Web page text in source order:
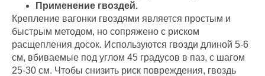
Применение гвоздей.
Крепление вагонки гвоздями является простым и
быстрым методом, но сопряжено с риском
расщепления досок. Используются гвозди длиной 5-6
см, вбиваемые под углом 45 градусов в паз, с шагом
25-30 см. Чтобы снизить риск повреждения, гвоздь